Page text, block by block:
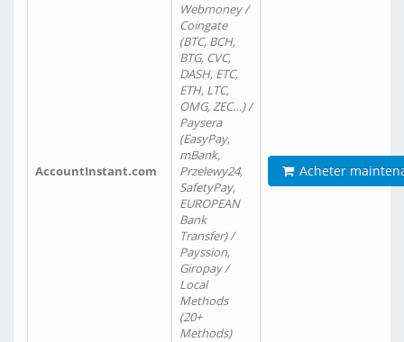
AccountInstant.com
Webmoney /
Coingate
(BTC, BCH,
BTG, CVC,
DASH, ETC,
ETH, LTC,
OMG, ZEC…) /
Paysera
(EasyPay,
mBank,
Przelewy24,
SafetyPay,
EUROPEAN
Bank
Transfer) /
Payssion,
Giropay /
Local
Methods
(20+
Methods)
Acheter